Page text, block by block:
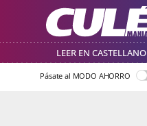
LEER EN CASTELLANO
Pásate al MODO AHORRO